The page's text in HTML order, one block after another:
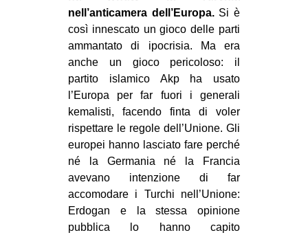
nell’anticamera dell’Europa.Si è
così innescato un gioco delle parti
ammantato di ipocrisia. Ma era
anche un gioco pericoloso: il
partito islamico Akp ha usato
l’Europa per far fuori i generali
kemalisti, facendo finta di voler
rispettare le regole dell’Unione. Gli
europei hanno lasciato fare perché
né la Germania né la Francia
avevano intenzione di far
accomodare i Turchi nell’Unione:
Erdogan e la stessa opinione
pubblica lo hanno capito